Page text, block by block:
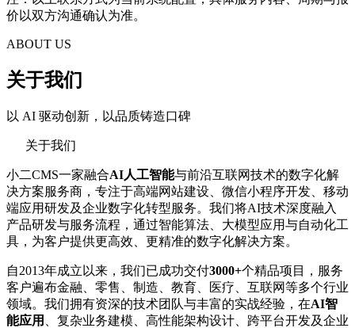
价以双方沟通确认为准。
ABOUT US
关于我们
以 AI 驱动创新，以品质铸造口碑
关于我们
小二CMS一家融合AI人工智能与前沿互联网技术的数字化解
决方案服务商，专注于高端网站建设、微信小程序开发、移动
端应用研发及企业数字化转型服务。我们将AI技术深度融入
产品研发与服务流程，通过智能算法、大模型应用与自动化工
具，为客户提供更高效、更精准的数字化解决方案。
自2013年成立以来，我们已成功交付3000+个精品项目，服务
客户遍布金融、零售、制造、教育、医疗、互联网等多个行业
领域。我们拥有资深的技术团队与丰富的实战经验，在AI智
能应用
、复杂业务建模、高性能架构设计、跨平台开发及企业